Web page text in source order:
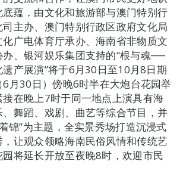
蕴，由文化和旅游部与澳门特别行
主办、澳门特别行政区政府文化局
广电体育厅承办、海南省非物质文
、银河娱乐集团支持的“根与魂──
产展演”将于6月30日至10月8日期
月30日）傍晚6时半在大炮台花园举
在晚上7时于同一地点上演具有海
舞蹈、戏剧、曲艺等综合节目，并
锦”为主题，全实景秀场打造沉浸式
让观众领略海南民俗风情和传统艺
将延长开放至夜晚8时，欢迎市民